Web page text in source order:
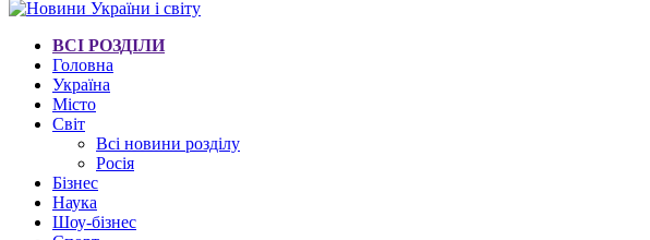
ВСІ РОЗДІЛИ
Головна
Україна
Місто
Світ
Всі новини розділу
Росія
Бізнес
Наука
Шоу-бізнес